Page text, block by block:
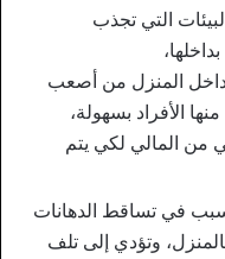
التي تجذب
المنزل من أصعب
الأفراد بسهولة،
من المالي لكي يتم
في تساقط الدهانات
وتؤدي إلى تلف